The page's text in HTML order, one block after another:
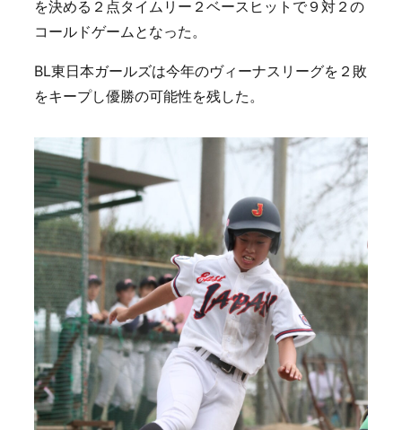
を決める２点タイムリー２ベースヒットで９対２の
コールドゲームとなった。
BL東日本ガールズは今年のヴィーナスリーグを２敗
をキープし優勝の可能性を残した。